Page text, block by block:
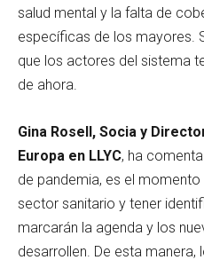
salud mental y la falta de
específicas de los mayores.
que los actores del sistema
de ahora.
Gina Rosell, Socia y
Europa en LLYC, ha
de pandemia, es el momento
sector sanitario y tener
marcarán la agenda y los
desarrollen. De esta